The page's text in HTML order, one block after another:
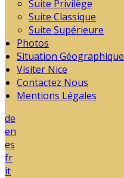
Suite Privilège
Suite Classique
Suite Supérieure
Photos
Situation Géographique
Visiter Nice
Contactez Nous
Mentions Légales
de
en
es
fr
it